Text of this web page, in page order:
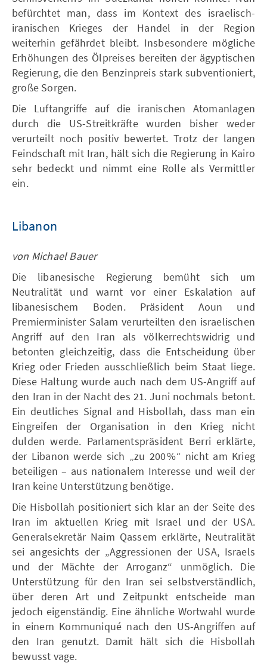
befürchtet man, dass im Kontext des israelisch-
iranischen Krieges der Handel in der Region
weiterhin gefährdet bleibt. Insbesondere mögliche
Erhöhungen des Ölpreises bereiten der ägyptischen
Regierung, die den Benzinpreis stark subventioniert,
große Sorgen.
Die Luftangriffe auf die iranischen Atomanlagen
durch die US-Streitkräfte wurden bisher weder
verurteilt noch positiv bewertet. Trotz der langen
Feindschaft mit Iran, hält sich die Regierung in Kairo
sehr bedeckt und nimmt eine Rolle als Vermittler
ein.
Libanon
von Michael Bauer
Die libanesische Regierung bemüht sich um
Neutralität und warnt vor einer Eskalation auf
libanesischem Boden. Präsident Aoun und
Premierminister Salam verurteilten den israelischen
Angriff auf den Iran als völkerrechtswidrig und
betonten gleichzeitig, dass die Entscheidung über
Krieg oder Frieden ausschließlich beim Staat liege.
Diese Haltung wurde auch nach dem US-Angriff auf
den Iran in der Nacht des 21. Juni nochmals betont.
Ein deutliches Signal and Hisbollah, dass man ein
Eingreifen der Organisation in den Krieg nicht
dulden werde. Parlamentspräsident Berri erklärte,
der Libanon werde sich „zu 200 %“ nicht am Krieg
beteiligen – aus nationalem Interesse und weil der
Iran keine Unterstützung benötige.
Die Hisbollah positioniert sich klar an der Seite des
Iran im aktuellen Krieg mit Israel und der USA.
Generalsekretär Naim Qassem erklärte, Neutralität
sei angesichts der „Aggressionen der USA, Israels
und der Mächte der Arroganz“ unmöglich. Die
Unterstützung für den Iran sei selbstverständlich,
über deren Art und Zeitpunkt entscheide man
jedoch eigenständig. Eine ähnliche Wortwahl wurde
in einem Kommuniqué nach den US-Angriffen auf
den Iran genutzt. Damit hält sich die Hisbollah
bewusst vage.